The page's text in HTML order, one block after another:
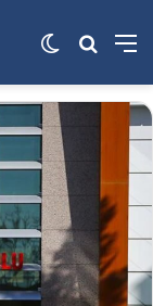
Dış